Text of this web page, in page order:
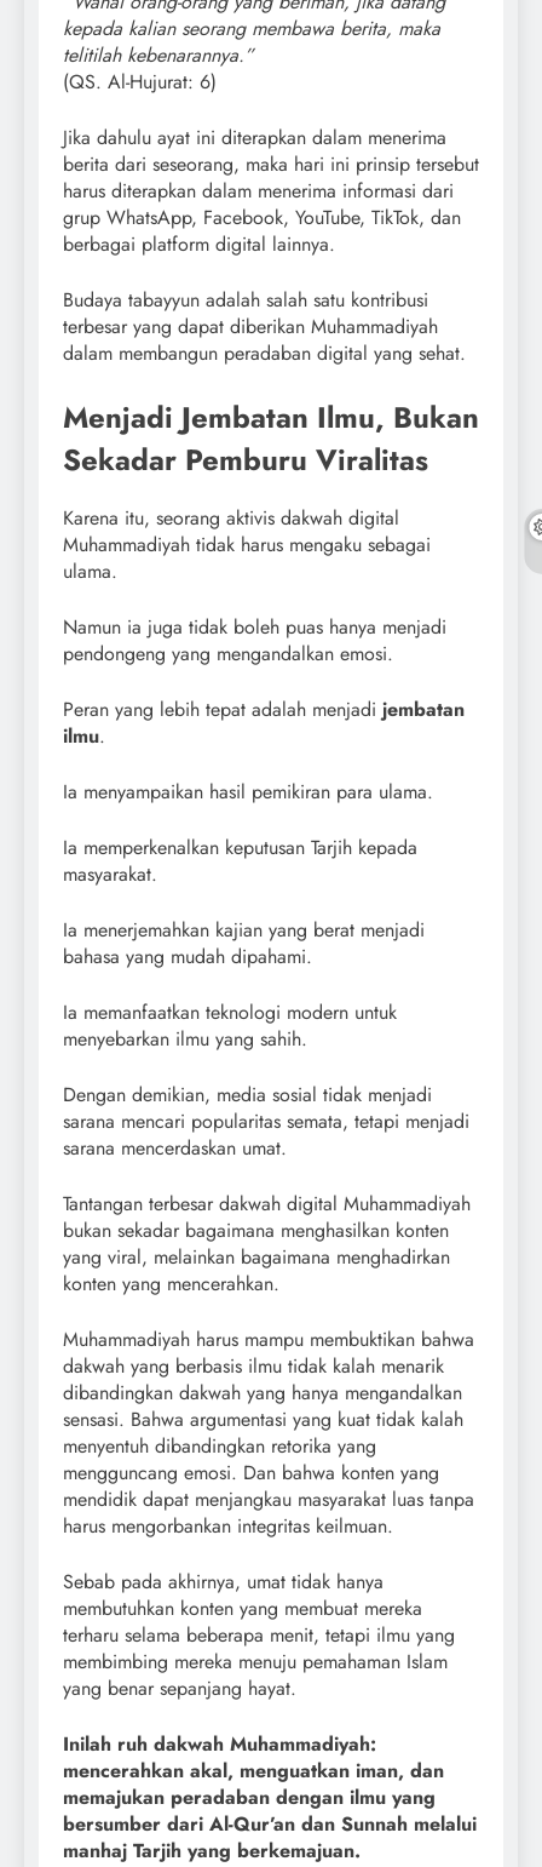
kepada kalian seorang membawa berita, maka
telitilah kebenarannya.”
(QS. Al-Hujurat: 6)
Jika dahulu ayat ini diterapkan dalam menerima
berita dari seseorang, maka hari ini prinsip tersebut
harus diterapkan dalam menerima informasi dari
grup WhatsApp, Facebook, YouTube, TikTok, dan
berbagai platform digital lainnya.
Budaya tabayyun adalah salah satu kontribusi
terbesar yang dapat diberikan Muhammadiyah
dalam membangun peradaban digital yang sehat.
Menjadi Jembatan Ilmu, Bukan
Sekadar Pemburu Viralitas
Karena itu, seorang aktivis dakwah digital
Muhammadiyah tidak harus mengaku sebagai
ulama.
Namun ia juga tidak boleh puas hanya menjadi
pendongeng yang mengandalkan emosi.
Peran yang lebih tepat adalah menjadi jembatan
ilmu.
Ia menyampaikan hasil pemikiran para ulama.
Ia memperkenalkan keputusan Tarjih kepada
masyarakat.
Ia menerjemahkan kajian yang berat menjadi
bahasa yang mudah dipahami.
Ia memanfaatkan teknologi modern untuk
menyebarkan ilmu yang sahih.
Dengan demikian, media sosial tidak menjadi
sarana mencari popularitas semata, tetapi menjadi
sarana mencerdaskan umat.
Tantangan terbesar dakwah digital Muhammadiyah
bukan sekadar bagaimana menghasilkan konten
yang viral, melainkan bagaimana menghadirkan
konten yang mencerahkan.
Muhammadiyah harus mampu membuktikan bahwa
dakwah yang berbasis ilmu tidak kalah menarik
dibandingkan dakwah yang hanya mengandalkan
sensasi. Bahwa argumentasi yang kuat tidak kalah
menyentuh dibandingkan retorika yang
mengguncang emosi. Dan bahwa konten yang
mendidik dapat menjangkau masyarakat luas tanpa
harus mengorbankan integritas keilmuan.
Sebab pada akhirnya, umat tidak hanya
membutuhkan konten yang membuat mereka
terharu selama beberapa menit, tetapi ilmu yang
membimbing mereka menuju pemahaman Islam
yang benar sepanjang hayat.
Inilah ruh dakwah Muhammadiyah:
mencerahkan akal, menguatkan iman, dan
memajukan peradaban dengan ilmu yang
bersumber dari Al-Qur’an dan Sunnah melalui
manhaj Tarjih yang berkemajuan.